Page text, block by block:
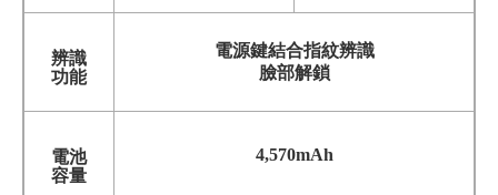
辨識
功能
電源鍵結合指紋辨識
臉部解鎖
電池
容量
4,570mAh